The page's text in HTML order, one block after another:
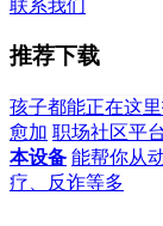
联系我们
推荐下载
孩子都能正在这
愈加 职场社区平
本设备 能帮你从
疗、反诈等多